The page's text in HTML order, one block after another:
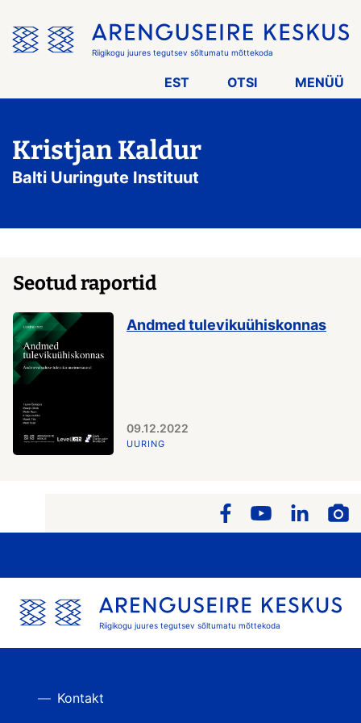
menüü
vahele
Riigikogu juures tegutsev sõltumatu mõttekoda
EST OTSI MENÜÜ
Kristjan Kaldur
Balti Uuringute Instituut
Seotud raportid
Andmed tulevikuühiskonnas
09.12.2022
UURING
Riigikogu juures tegutsev sõltumatu mõttekoda
Kontakt